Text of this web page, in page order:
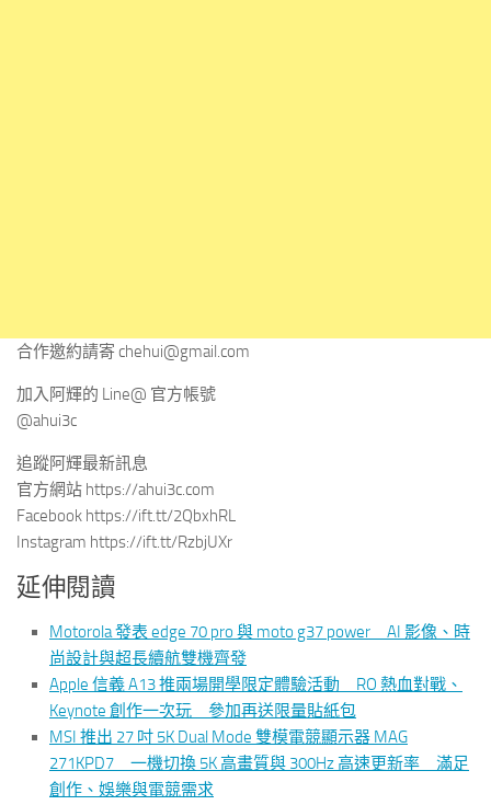
合作邀約請寄chehui@gmail.com
加入阿輝的 Line@ 官方帳號
@ahui3c
追蹤阿輝最新訊息
官方網站 https://ahui3c.com
Facebook https://ift.tt/2QbxhRL
Instagram https://ift.tt/RzbjUXr
延伸閱讀
Motorola 發表 edge 70 pro 與 moto g37 power AI 影像、時
尚設計與超長續航雙機齊發
Apple 信義 A13 推兩場開學限定體驗活動 RO 熱血對戰、
Keynote 創作一次玩 參加再送限量貼紙包
MSI 推出 27 吋 5K Dual Mode 雙模電競顯示器 MAG
271KPD7 一機切換 5K 高畫質與 300Hz 高速更新率 滿足
創作、娛樂與電競需求